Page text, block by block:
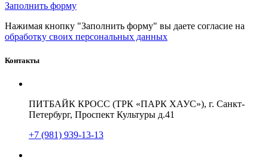
Заполнить форму
Нажимая кнопку "Заполнить форму" вы даете согласие на
обработку своих персональных данных
Контакты
ПИТБАЙК КРОСС (ТРК «ПАРК ХАУС»), г. Санкт-
Петербург, Проспект Культуры д.41
+7 (981) 939-13-13